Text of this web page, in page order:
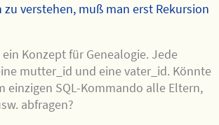
zu verstehen, muß man erst Rekursion
Konzept für Genealogie. Jede
mutter_id und eine vater_id. Könnte
einzigen SQL-Kommando alle Eltern,
abfragen?